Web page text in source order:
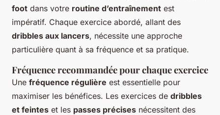
foot dans votre routine d’entraînement est
impératif. Chaque exercice abordé, allant des
dribbles aux lancers, nécessite une approche
particulière quant à sa fréquence et sa pratique.
Fréquence recommandée pour chaque exercice
Une fréquence régulière est essentielle pour
maximiser les bénéfices. Les exercices de dribbles
et feintes et les passes précises nécessitent des